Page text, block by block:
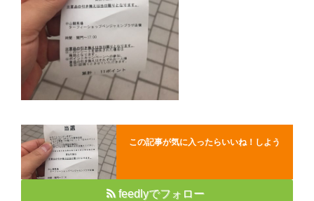
この記事が気に入ったらいいね！しよう
feedlyでフォロー